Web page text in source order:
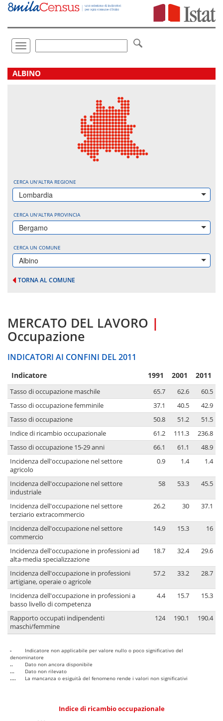
Vai
direttamente
Toggle
navigation
.
ALBINO
CERCA UN'ALTRA REGIONE
Lombardia
CERCA UN'ALTRA PROVINCIA
Bergamo
CERCA UN COMUNE
Albino
TORNA AL COMUNE
MERCATO DEL LAVORO |
Occupazione
INDICATORI AI CONFINI DEL 2011
Indicatore 1991 2001 2011
Tasso di occupazione maschile 65.7 62.6
60.5
Tasso di occupazione femminile
37.1 40.5
42.9
Tasso di occupazione
50.8 51.2
51.5
Indice di ricambio occupazionale
61.2 111.3
236.8
Tasso di occupazione 15-29 anni
66.1 61.1
48.9
Incidenza dell'occupazione nel settore
agricolo
0.9 1.4 1.4
Incidenza dell'occupazione nel settore
industriale
58 53.3 45.5
Incidenza dell'occupazione nel settore
terziario extracommercio
26.2 30 37.1
Incidenza dell'occupazione nel settore
commercio
14.9 15.3 16
Incidenza dell'occupazione in professioni ad
alta-media specializzazione
18.7 32.4 29.6
Incidenza dell'occupazione in professioni
artigiane, operaie o agricole
57.2 33.2 28.7
Incidenza dell'occupazione in professioni a
basso livello di competenza
4.4 15.7 15.3
Rapporto occupati indipendenti
maschi/femmine
124 190.1 190.4
-
Indicatore non applicabile per valore nullo o poco significativo del
denominatore
..
Dato non ancora disponibile
...
Dato non rilevato
....
La mancanza o esiguità del fenomeno rende i valori non significativi
Indice di ricambio occupazionale